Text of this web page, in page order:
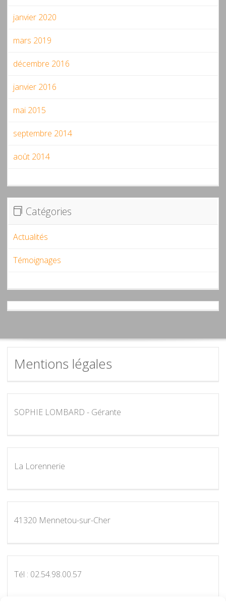
janvier 2020
mars 2019
décembre 2016
janvier 2016
mai 2015
septembre 2014
août 2014
Catégories
Actualités
Témoignages
Mentions légales
SOPHIE LOMBARD - Gérante
La Lorennerie
41320 Mennetou-sur-Cher
Tél : 02.54.98.00.57